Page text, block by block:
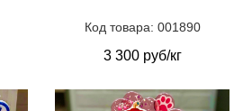
Код товара: 001890
3 300 руб/кг